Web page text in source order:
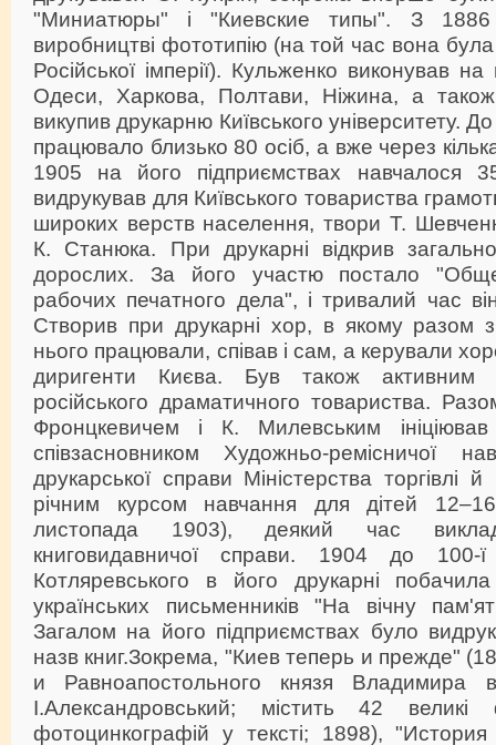
"Миниатюры" і "Киевские типы". З 1886
виробництві фототипію (на той час вона
Російської імперії). Кульженко виконував
Одеси, Харкова, Полтави, Ніжина, а
викупив друкарню Київського університету.
працювало близько 80 осіб, а вже через
1905 на його підприємствах навчалося
видрукував для Київського товариства
широких верств населення, твори Т.
К. Станюка. При друкарні відкрив
дорослих. За його участю постало
рабочих печатного дела", і тривалий час
Створив при друкарні хор, в якому разом
нього працювали, співав і сам, а керували
диригенти Києва. Був також активним
російського драматичного товариства.
Фронцкевичем і К. Милевським
співзасновником Художньо-ремісничої
друкарської справи Міністерства торгівлі
річним курсом навчання для дітей
листопада 1903), деякий час
книговидавничої справи. 1904 до 100-ї
Котляревського в його друкарні побачила
українських письменників "На вічну
Загалом на його підприємствах було
назв книг.Зокрема, "Киев теперь и прежде"
и Равноапостольного князя
І.Александровський; містить 42
фотоцинкографій у тексті; 1898),